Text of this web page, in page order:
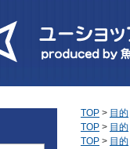
TOP > 目的
TOP > 目的
TOP > 目的